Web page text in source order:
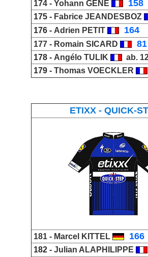
174 - Yohann GENE 158
175 - Fabrice JEANDESBOZ
176 - Adrien PETIT 164
177 - Romain SICARD 81
178 - Angélo TULIK
ab.
179 - Thomas VOECKLER
ETIXX - QUICK-
181 - Marcel KITTEL 166
182 - Julian ALAPHILIPPE